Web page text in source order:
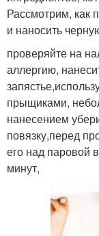
Рассмотрим, как
и наносить
проверяйте на
аллергию,
прыщиками,
нанесением
повязку,перед
его над паровой
минут,